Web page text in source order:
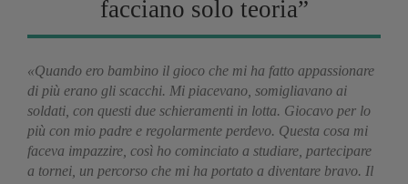
facciano solo teoria”
«Quando ero bambino il gioco che mi ha fatto appassionare
di più erano gli scacchi. Mi piacevano, somigliavano ai
soldati, con questi due schieramenti in lotta. Giocavo per lo
più con mio padre e regolarmente perdevo. Questa cosa mi
faceva impazzire, così ho cominciato a studiare, partecipare
a tornei, un percorso che mi ha portato a diventare bravo. Il